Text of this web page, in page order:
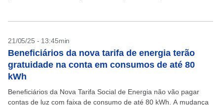
21/05/25 - 13:45min
Beneficiários da nova tarifa de energia terão
gratuidade na conta em consumos de até 80
kWh
Beneficiários da Nova Tarifa Social de Energia não vão pagar
contas de luz com faixa de consumo de até 80 kWh. A mudança